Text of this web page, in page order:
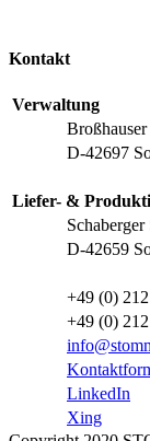
Kontakt
Verwaltung
D-42697
Liefer- &
D-42659
+49 (0)
+49 (0)
LinkedIn
Xing